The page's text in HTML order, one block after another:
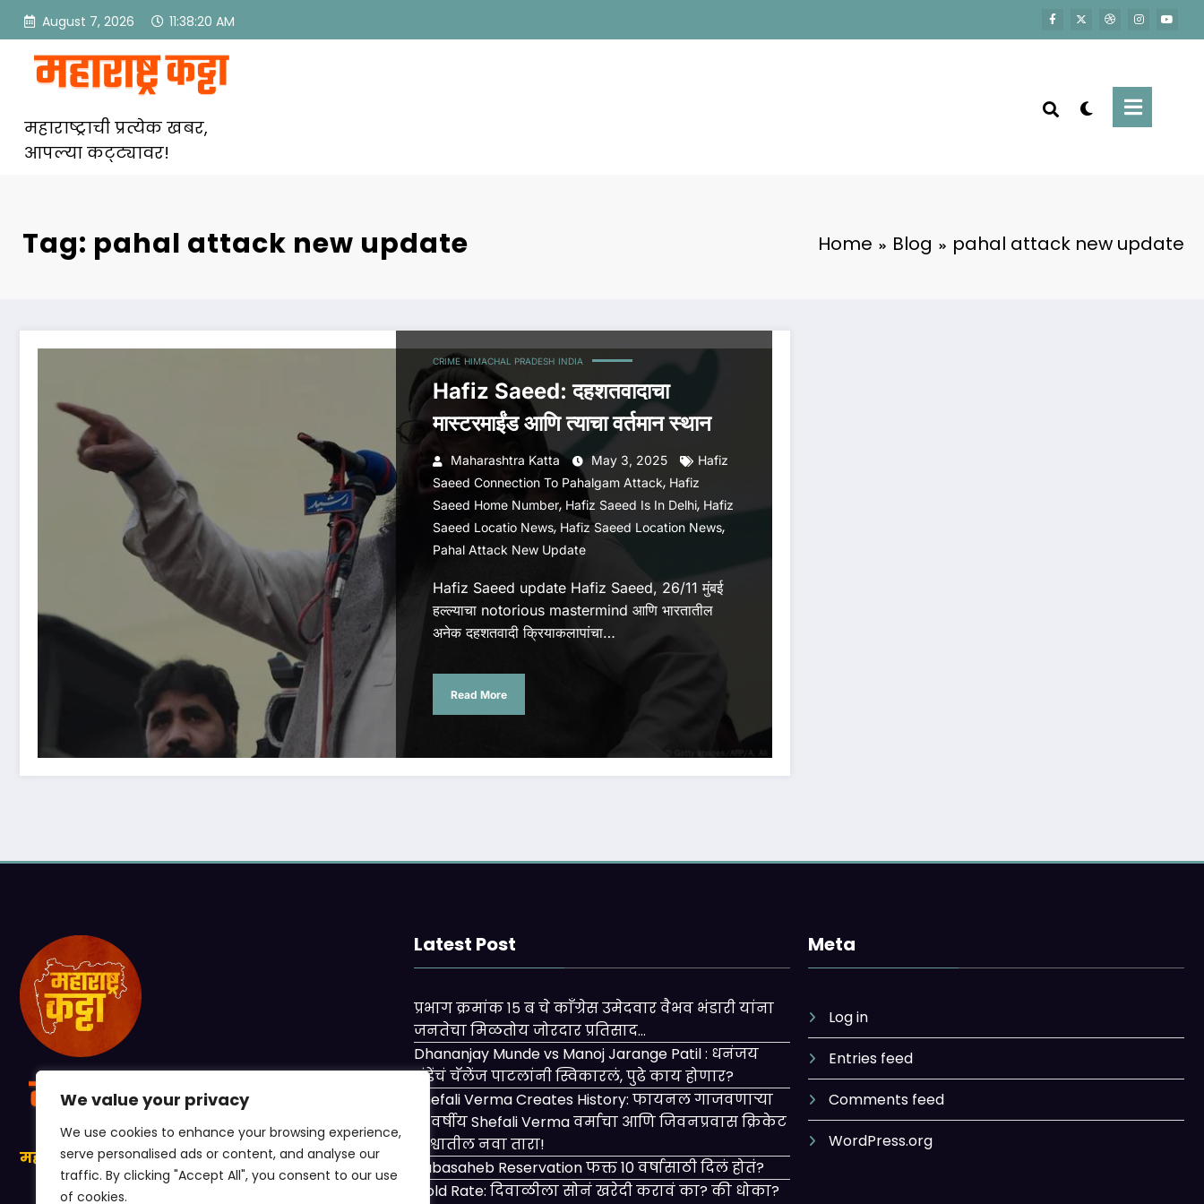
We value your privacy
We use cookies to enhance your browsing experience,
serve personalised ads or content, and analyse our
traffic. By clicking "Accept All", you consent to our use
of cookies.
Skip
content
August 7, 2026 11:38:20 AM
महाराष्ट्राची प्रत्येक खबर,
आपल्या कट्ट्यावर!
Tag: pahal attack new update Home Blog pahal attack new update
CRIME HIMACHAL PRADESH INDIA
Hafiz Saeed: दहशतवादाचा
मास्टरमाईंड आणि त्याचा वर्तमान स्थान
Maharashtra Katta May 3, 2025
Hafiz
Saeed Connection To Pahalgam Attack, Hafiz
Saeed Home Number, Hafiz Saeed Is In Delhi, Hafiz
Saeed Locatio News, Hafiz Saeed Location News,
Pahal Attack New Update
Hafiz Saeed update Hafiz Saeed, 26/11 मुंबई
हल्ल्याचा notorious mastermind आणि भारतातील
अनेक दहशतवादी क्रियाकलापांचा…
Read More
महाराष्ट्राची प्रत्येक खबर, आपल्या कट्ट्यावर!
Latest Post
प्रभाग क्रमांक १५ ब चे काँग्रेस उमेदवार वैभव भंडारी यांना
जनतेचा मिळतोय जोरदार प्रतिसाद…
Dhananjay Munde vs Manoj Jarange Patil : धनंजय
मुंडेंचं चॅलेंज पाटलांनी स्विकारलं, पुढे काय होणार?
Shefali Verma Creates History: फायनल गाजवणाऱ्या
२१ वर्षीय Shefali Verma वर्माचा आणि जिवनप्रवास क्रिकेट
विश्वातील नवा तारा!
Babasaheb Reservation फक्त 10 वर्षासाठी दिलं होतं?
Gold Rate: दिवाळीला सोनं खरेदी करावं का? की धोका?
Meta
Log in
Entries feed
Comments feed
WordPress.org